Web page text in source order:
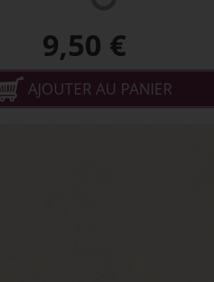
9,50 €
AJOUTER AU PANIER